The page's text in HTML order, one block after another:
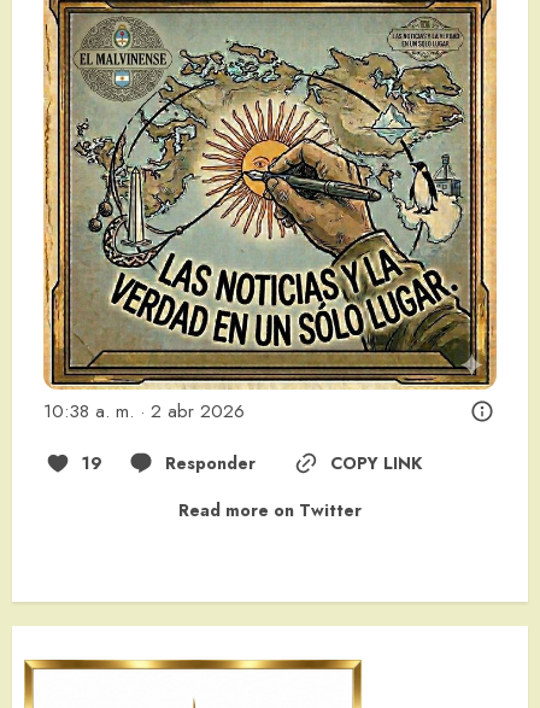
10:38 a. m. · 2 abr 2026
19 Responder
COPY LINK
Read more on Twitter